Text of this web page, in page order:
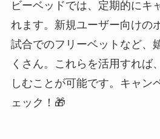
ビーベッドでは、定期的にキ
れます。新規ユーザー向けの
試合でのフリーベットなど、
くさん。これらを活用すれば
しむことが可能です。キャン
ェック！🎁